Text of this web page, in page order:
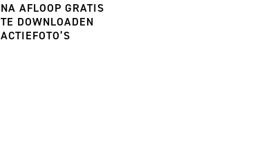
NA AFLOOP GRATIS
TE DOWNLOADEN
ACTIEFOTO’S